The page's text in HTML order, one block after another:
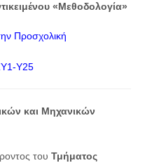
«Μεθοδολογία»
Προσχολική
Υ25
και Μηχανικών
του Τμήματος